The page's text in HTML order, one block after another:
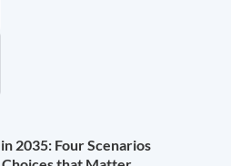
2035: Four Scenarios